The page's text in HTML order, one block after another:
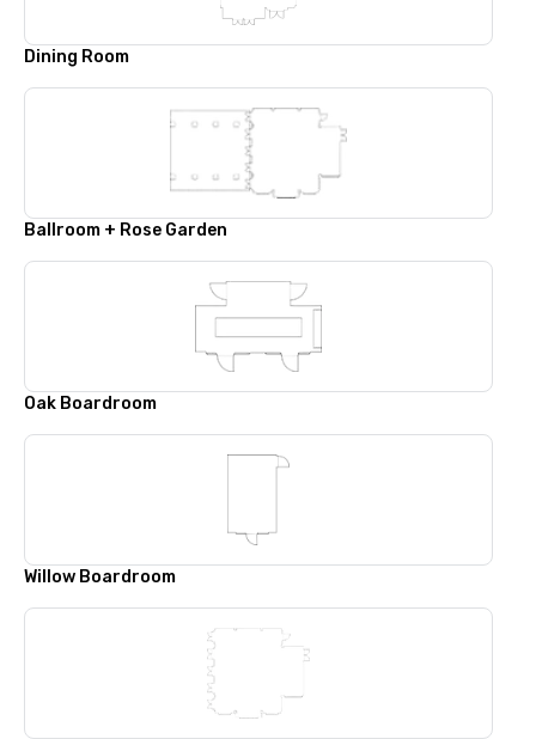
Dining Room
Ballroom + Rose Garden
Oak Boardroom
Willow Boardroom